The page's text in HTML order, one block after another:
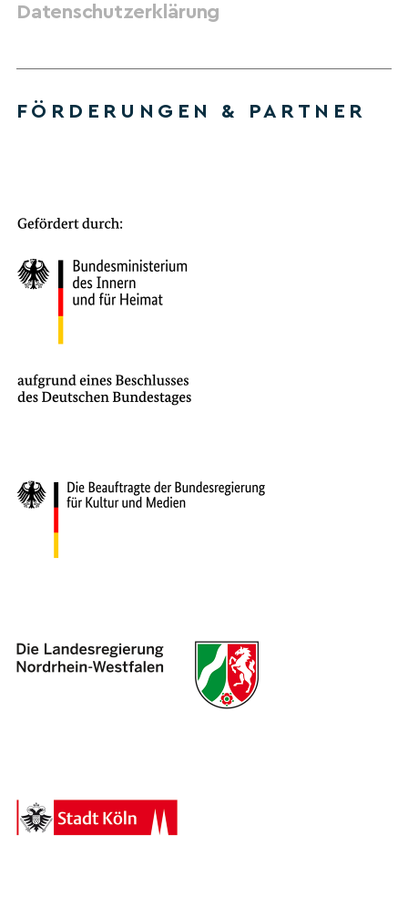
Datenschutzerklärung
FÖRDERUNGEN & PARTNER